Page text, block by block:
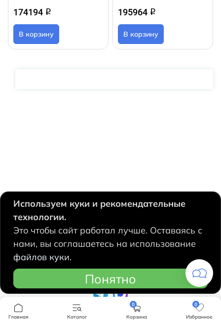
174194 q
В корзину
195964 q
В корзину
Компания
630124, Новосибирск,
Есенина, 67
hidrolux@mail.ru
Используем куки и рекомендательные
технологии.
Это чтобы сайт работал лучше. Оставаясь с
нами, вы соглашаетесь на использование
файлов куки.
Понятно
Главная Каталог
0
Корзина
0
Избранное